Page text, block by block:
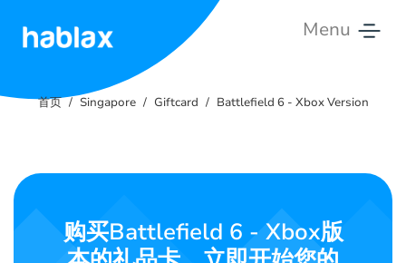
Menu
服
首页 Singapore Giftcard Battlefield 6 - Xbox Version
购买Battlefield 6 - Xbox版